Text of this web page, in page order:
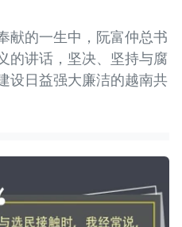
献的一生中，阮富仲总书
的讲话，坚决、坚持与腐
设日益强大廉洁的越南共